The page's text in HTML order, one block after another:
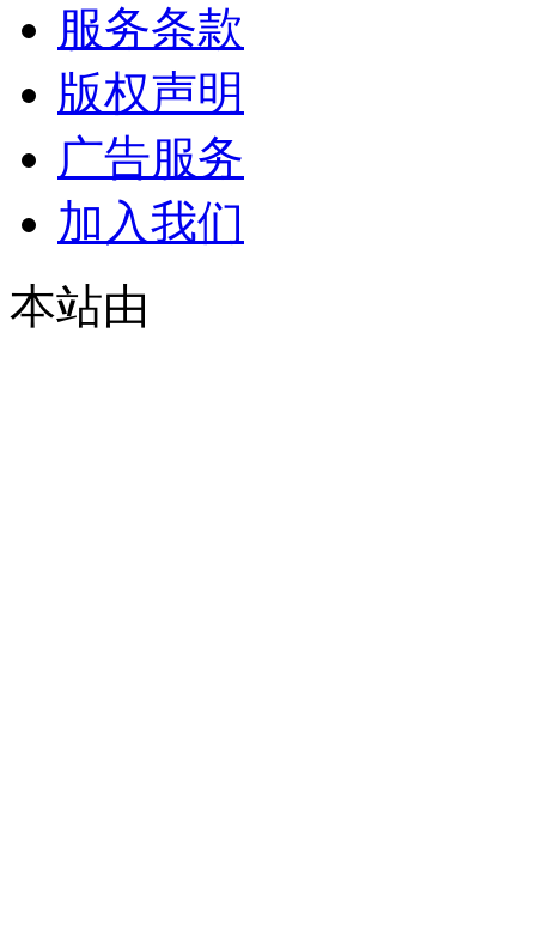
服务条款
版权声明
广告服务
加入我们
本站由